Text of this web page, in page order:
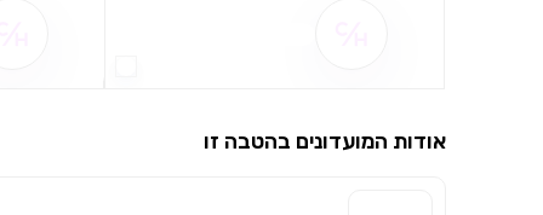
אודות המועדונים בהטבה זו